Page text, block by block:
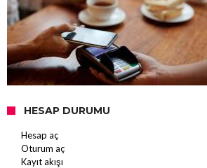
HESAP DURUMU
Hesap aç
Oturum aç
Kayıt akışı